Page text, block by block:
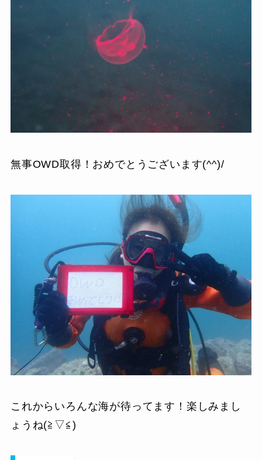
無事OWD取得！おめでとうございます(^^)/
これからいろんな海が待ってます！楽しみまし
ょうね(≧▽≦)